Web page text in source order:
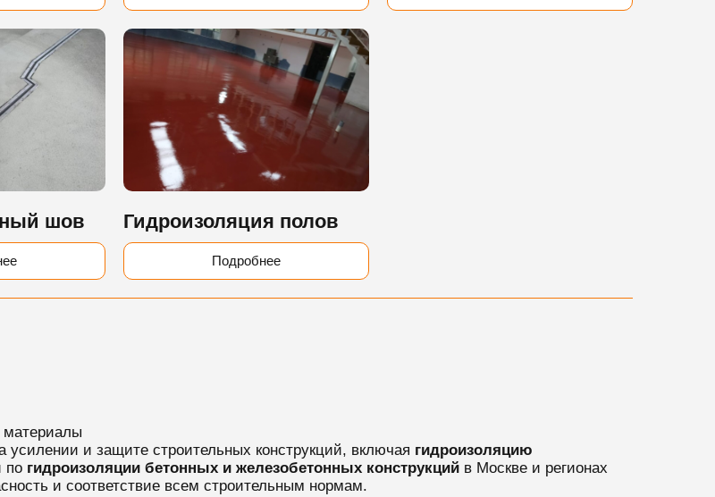
шов Гидроизоляция полов
Подробнее
материалы
усилении и защите строительных конструкций, включая гидроизоляцию
по гидроизоляции бетонных и железобетонных конструкций в Москве и регионах
и соответствие всем строительным нормам.